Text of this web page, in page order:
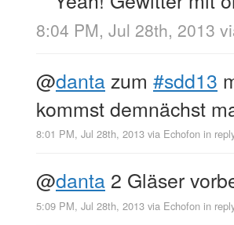
8:04 PM, Jul 28th, 2013
@dantazum #sdd13
kommst demnächst
8:01 PM, Jul 28th, 2013 via Echofon in
@danta 2 Gläser
5:09 PM, Jul 28th, 2013 via Echofon in